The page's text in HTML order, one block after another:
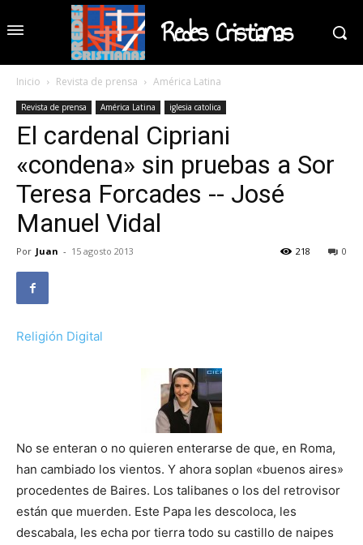
Redes Cristianas
Inicio Revista de prensa América Latina
Revista de prensa América Latina iglesia catolica
El cardenal Cipriani
«condena» sin pruebas a Sor
Teresa Forcades -- José
Manuel Vidal
Por Juan - 15 agosto 2013 0
218
Religión Digital
No se enteran o no quieren enterarse de que, en Roma,
han cambiado los vientos. Y ahora soplan «buenos aires»
procedentes de Baires. Los talibanes o los del retrovisor
están que muerden. Este Papa les descoloca, les
descabala, les echa por tierra todo su castillo de naipes